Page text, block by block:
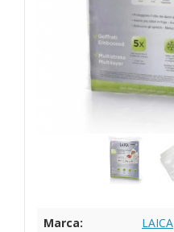
Marca:
LAICA